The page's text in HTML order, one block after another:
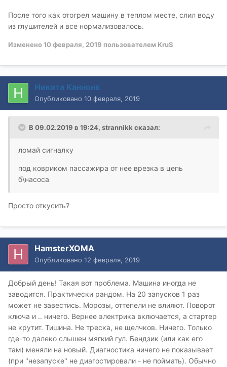
После того как отогрел машину в теплом месте, слил воду
из глушителей и все нормализовалось.
Изменено10 февраля, 2019 пользователем KruS
Никита Каннонв
Опубликовано 10 февраля, 2019
В 09.02.2019 в 19:24, strannikkсказал:
ломай сигналку
под ковриком пассажира от нее врезка в цепь
б\насоса
Просто откусить?
HamsterXOMA
Опубликовано 12 февраля, 2019
Добрый день! Такая вот проблема. Машина иногда не
заводится. Практически рандом. На 20 запусков 1 раз
может не завестись. Морозы, оттепели не влияют. Поворот
ключа и .. ничего. Вернее электрика включается, а стартер
не крутит. Тишина. Не треска, не щелчков. Ничего. Только
где-то далеко слышен мягкий гул. Бендзик (или как его
там) меняли на новый. Диагностика ничего не показывает
(при "незапуске" не диагостировали - не поймать). Обычно